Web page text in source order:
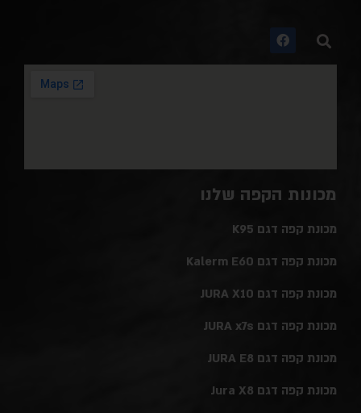
מכונות הקפה שלנו
מכונת קפה דגם K95
מכונת קפה דגם Kalerm E60
מכונת קפה דגם JURA X10
מכונת קפה דגם JURA x7s
מכונת קפה דגם JURA E8
מכונת קפה דגם Jura X8